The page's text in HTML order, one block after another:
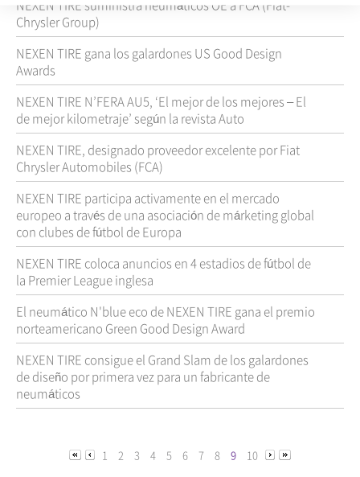
NEXEN TIRE suministra neumáticos OE a FCA (Fiat-
Chrysler Group)
NEXEN TIRE gana los galardones US Good Design
Awards
NEXEN TIRE N’FERA AU5, ‘El mejor de los mejores – El
de mejor kilometraje’ según la revista Auto
NEXEN TIRE, designado proveedor excelente por Fiat
Chrysler Automobiles (FCA)
NEXEN TIRE participa activamente en el mercado
europeo a través de una asociación de márketing global
con clubes de fútbol de Europa
NEXEN TIRE coloca anuncios en 4 estadios de fútbol de
la Premier League inglesa
El neumático N'blue eco de NEXEN TIRE gana el premio
norteamericano Green Good Design Award
NEXEN TIRE consigue el Grand Slam de los galardones
de diseño por primera vez para un fabricante de
neumáticos
1 2 3 4 5 6 7 8 9 10